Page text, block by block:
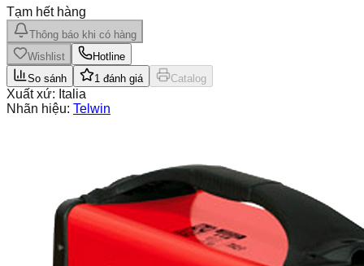
Tạm hết hàng
Thông báo khi có hàng
Wishlist
Hotline
So sánh
1 đánh giá Catalog
Xuất xứ: Italia
Nhãn hiệu: Telwin